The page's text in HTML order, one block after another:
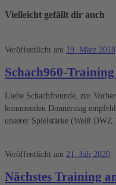
Vielleicht gefällt dir auch
Veröffentlicht am 19. März 2018
Schach960-
Liebe Schachfreunde, zur
kommenden Donnerstag
unserer Spielstärke (Weiß
Veröffentlicht am 21. Juli 2020
Nächstes Training